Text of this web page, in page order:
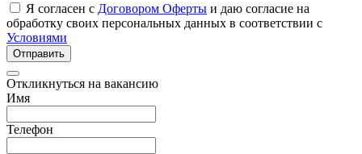
Я согласен с Договором Оферты и даю согласие на
обработку своих персональных данных в соответствии с
Условиями
Отправить
Откликнуться на вакансию
Имя
Телефон